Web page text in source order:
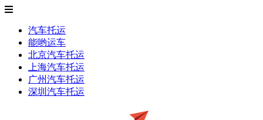
汽车托运
能哟运车
北京汽车托运
上海汽车托运
广州汽车托运
深圳汽车托运